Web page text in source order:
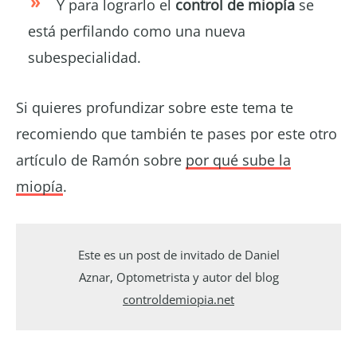
Y para lograrlo el control de miopía se
está perfilando como una nueva
subespecialidad.
Si quieres profundizar sobre este tema te
recomiendo que también te pases por este otro
artículo de Ramón sobre por qué sube la
miopía.
Este es un post de invitado de Daniel
Aznar, Optometrista y autor del blog
controldemiopia.net